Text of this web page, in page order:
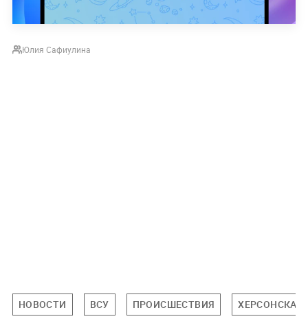
Юлия Сафиулина
НОВОСТИ ВСУ ПРОИСШЕСТВИЯ ХЕРСОНСКАЯ